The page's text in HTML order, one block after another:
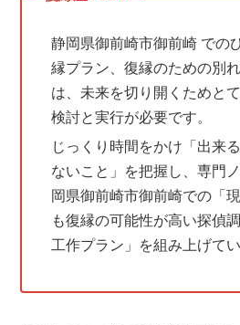
静岡県御前崎市御前崎 での
縁プラン、復縁のための別
は、未来を切り開くためと
検討と実行が必要です。
じっくり時間をかけ「出来
ないこと」を把握し、専門
岡県御前崎市御前崎での「
も復縁の可能性が高い探偵
工作プラン」を組み上げてい